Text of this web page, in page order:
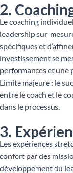
2.
Le coaching
leadership sur-
spécifiques et
investissement se
performances et une
Limite majeure : le
entre le coach et le
dans le processus.
3.
Les expériences
confort par des
développement du